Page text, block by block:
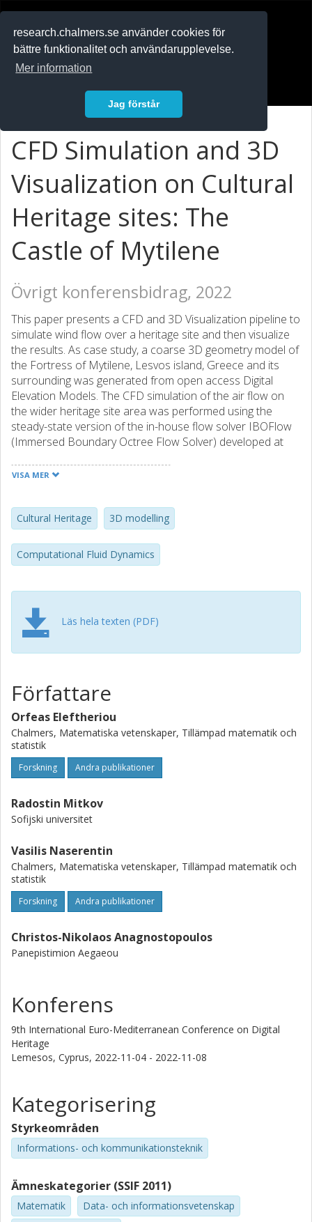
research.chalmers.se använder cookies för
bättre funktionalitet och användarupplevelse.
Mer information
Jag förstår
CFD Simulation and 3D
Visualization on Cultural
Heritage sites: The
Castle of Mytilene
Övrigt konferensbidrag, 2022
This paper presents a CFD and 3D Visualization pipeline to
simulate wind flow over a heritage site and then visualize
the results. As case study, a coarse 3D geometry model of
the Fortress of Mytilene, Lesvos island, Greece and its
surrounding was generated from open access Digital
Elevation Models. The CFD simulation of the air flow on
the wider heritage site area was performed using the
steady-state version of the in-house flow solver IBOFlow
(Immersed Boundary Octree Flow Solver) developed at
were completed considering the mean wind direction and
results were achieved through Unreal Engine, using built-in
visualization tools and a tailored-made plugin to visualize
the air flow over the monument and on the monument’s
wall. As discussed in the conclusion section, the overall
an initial assessment of the effect of environmental
parameters over any heritage site and moreover, it may
form the basis for valuable assistive tool for conservators
and engineers.
VISA MER
Cultural Heritage 3D modelling
Computational Fluid Dynamics
Läs hela texten (PDF)
Författare
Orfeas Eleftheriou
Chalmers, Matematiska vetenskaper, Tillämpad matematik och
statistik
Forskning Andra publikationer
Radostin Mitkov
Sofijski universitet
Vasilis Naserentin
Chalmers, Matematiska vetenskaper, Tillämpad matematik och
statistik
Forskning Andra publikationer
Christos-Nikolaos Anagnostopoulos
Panepistimion Aegaeou
Konferens
9th International Euro-Mediterranean Conference on Digital
Heritage
Lemesos, Cyprus, 2022-11-04 - 2022-11-08
Kategorisering
Styrkeområden
Informations- och kommunikationsteknik
Ämneskategorier (SSIF 2011)
Matematik
Data- och informationsvetenskap